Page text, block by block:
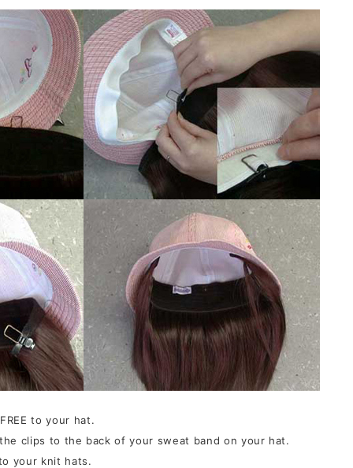
to your hat.
clips to the back of your sweat band on your hat.
your knit hats.